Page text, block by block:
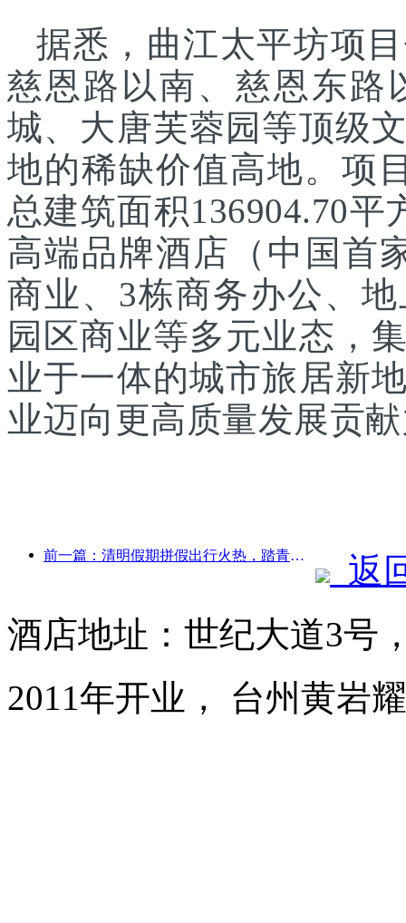
据悉，曲江太平坊项
慈恩路以南、慈恩东路
城、大唐芙蓉园等顶级
地的稀缺价值高地。项
总建筑面积136904.70
高端品牌酒店（中国首
商业、3栋商务办公、
园区商业等多元业态，
业于一体的城市旅居新
业迈向更高质量发展贡
前一篇：清明假期拼假出行火热，踏青赏花带动多城客流增长
返
酒店地址：世纪大道3号
2011年开业， 台州黄